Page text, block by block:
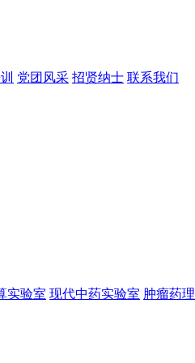
党团风采 招贤纳士 联系我们
实验室 现代中药实验室 肿瘤药